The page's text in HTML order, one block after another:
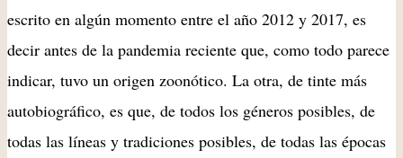
escrito en algún momento entre el año 2012 y 2017, es
decir antes de la pandemia reciente que, como todo parece
indicar, tuvo un origen zoonótico. La otra, de tinte más
autobiográfico, es que, de todos los géneros posibles, de
todas las líneas y tradiciones posibles, de todas las épocas